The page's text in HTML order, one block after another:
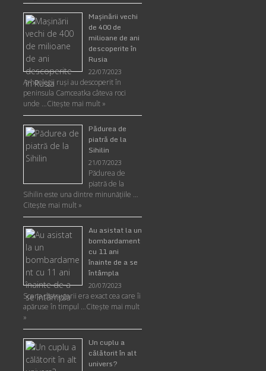
Maşinării vechi
de 400 de
milioane de ani
descoperite în
Rusia
22/07/2023
Arheologii ruşi au descoperit în
peninsula Camceatka câteva roci
unde …Citește mai mult »
Pădurea de
piatră de la
Sihilin
21/07/2023
Pădurea de
piatră de la
Sihilin este una dintre minunăţiile …
Citește mai mult »
Au asistat la un
bombardament
cu 11 ani
înainte de a se
întâmpla
20/07/2023
Scena distrugerii era exact cea care îi
apăruse în timpul …Citește mai mult
»
Un cuplu a
călătorit în alt
univers?